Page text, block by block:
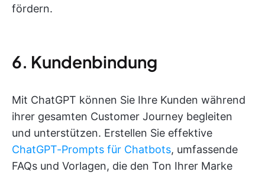
fördern.
6. Kundenbindung
Mit ChatGPT können Sie Ihre Kunden während
ihrer gesamten Customer Journey begleiten
und unterstützen. Erstellen Sie effektive
ChatGPT-Prompts für Chatbots, umfassende
FAQs und Vorlagen, die den Ton Ihrer Marke